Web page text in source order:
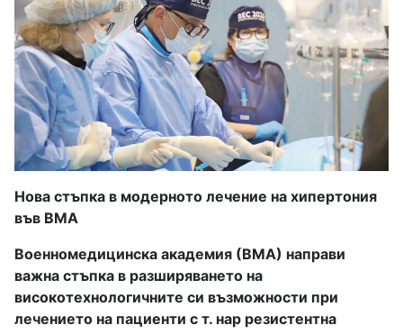
Нова стъпка в модерното лечение на хипертония
във ВМА
Военномедицинска академия (ВМА) направи
важна стъпка в разширяването на
високотехнологичните си възможности при
лечението на пациенти с т. нар резистентна